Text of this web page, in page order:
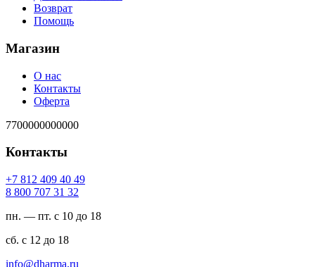
Возврат
Помощь
Магазин
О нас
Контакты
Оферта
7700000000000
Контакты
94 04 904 218 7+
23 13 707 008 8
пн. — пт. с 10 до 18
сб. с 12 до 18
ur.amrahd@ofni